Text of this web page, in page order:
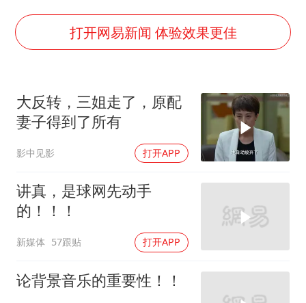
韩军前线部队连曝丑闻
《龙餐馆》 冲奖
构建更高水平的全民健身公共服务体系
奋力开创中国式现代化建设新局面
打开网易新闻 体验效果更佳
大反转，三姐走了，原配
妻子得到了所有
影中见影 打开APP
讲真，是球网先动手
的！！！
新媒体 57跟贴 打开APP
论背景音乐的重要性！！